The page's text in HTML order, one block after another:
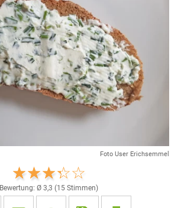
Foto User Erichsemmel
Bewertung: Ø 3,3 (15Stimmen)